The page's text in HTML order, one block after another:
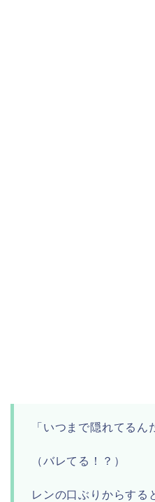
「いつまで隠れてるん
（バレてる！？）
レンの口ぶりからする